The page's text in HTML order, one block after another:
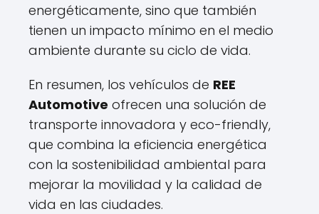
energéticamente, sino que también
tienen un impacto mínimo en el medio
ambiente durante su ciclo de vida.
En resumen, los vehículos de REE
Automotive ofrecen una solución de
transporte innovadora y eco-friendly,
que combina la eficiencia energética
con la sostenibilidad ambiental para
mejorar la movilidad y la calidad de
vida en las ciudades.